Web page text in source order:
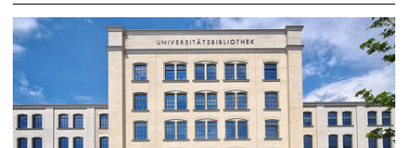
t
p
a
g
e